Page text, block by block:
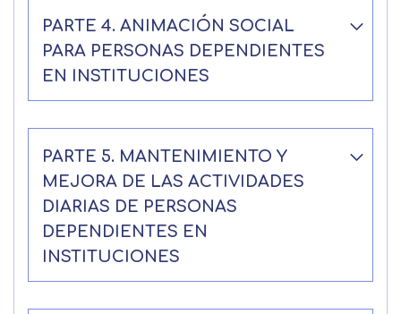
PARTE 4. ANIMACIÓN SOCIAL
PARA PERSONAS DEPENDIENTES
EN INSTITUCIONES
PARTE 5. MANTENIMIENTO Y
MEJORA DE LAS ACTIVIDADES
DIARIAS DE PERSONAS
DEPENDIENTES EN
INSTITUCIONES